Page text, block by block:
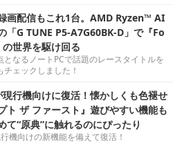
画配信もこれ1台。AMD Ryzen™ AI
「G TUNE P5-A7G60BK-D」で『Fo
世界を駆け回る
となるノートPCで話題のレースタイトルを
ェックしました！
行機向けに復活！懐かしくも色褪せ
ト ザ ファースト』遊びやすい機能も
て“原典”に触れるのにぴったり
機向けの新機能を備えて復活！